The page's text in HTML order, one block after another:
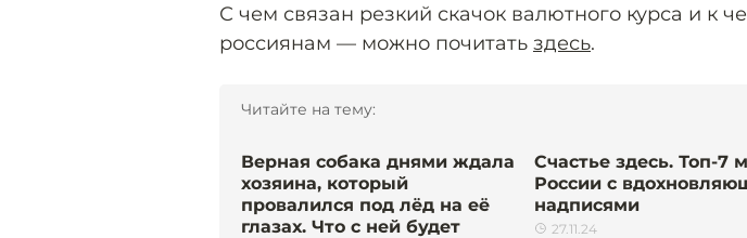
С чем связан резкий скачок валютного курса и к
россиянам — можно почитать здесь.
Читайте на тему:
Верная собака днями ждала
хозяина, который
провалился под лёд на её
глазах. Что с ней будет
Счастье здесь. Топ-7
России с
надписями
27.11.24